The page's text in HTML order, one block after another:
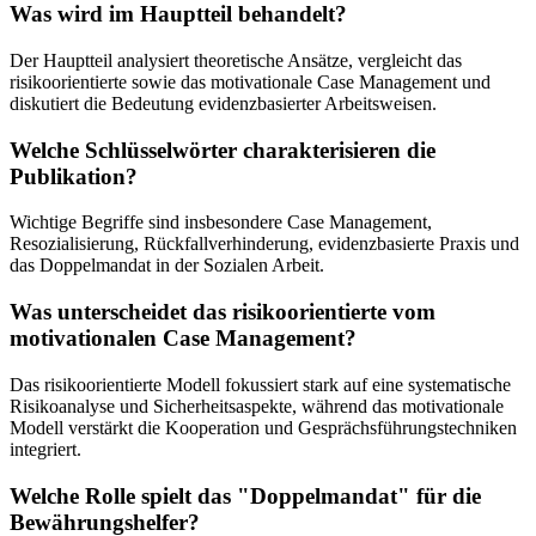
Was wird im Hauptteil behandelt?
Der Hauptteil analysiert theoretische Ansätze, vergleicht das
risikoorientierte sowie das motivationale Case Management und
diskutiert die Bedeutung evidenzbasierter Arbeitsweisen.
Welche Schlüsselwörter charakterisieren die
Publikation?
Wichtige Begriffe sind insbesondere Case Management,
Resozialisierung, Rückfallverhinderung, evidenzbasierte Praxis und
das Doppelmandat in der Sozialen Arbeit.
Was unterscheidet das risikoorientierte vom
motivationalen Case Management?
Das risikoorientierte Modell fokussiert stark auf eine systematische
Risikoanalyse und Sicherheitsaspekte, während das motivationale
Modell verstärkt die Kooperation und Gesprächsführungstechniken
integriert.
Welche Rolle spielt das "Doppelmandat" für die
Bewährungshelfer?